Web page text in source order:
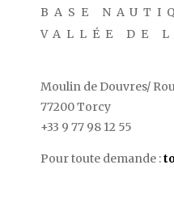
BASE
VALLÉE DE
Moulin de Douvres/
77200 Torcy
+33 9 77 98 12 55
Pour toute demande :